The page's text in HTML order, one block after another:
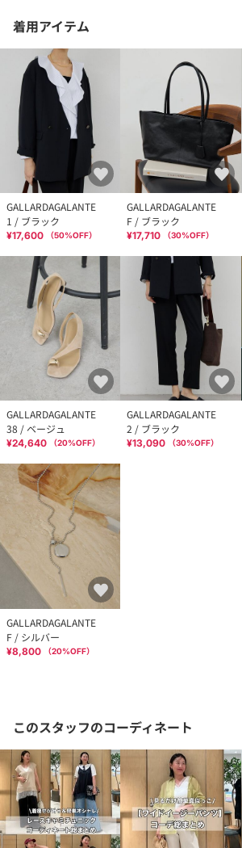
着用アイテム
GALLARDAGALANTE
1 / ブラック
¥17,600 （50%OFF）
GALLARDAGALANTE
F / ブラック
¥17,710 （30%OFF）
GALLARDAGALANTE
38 / ベージュ
¥24,640 （20%OFF）
GALLARDAGALANTE
2 / ブラック
¥13,090 （30%OFF）
GALLARDAGALANTE
F / シルバー
¥8,800 （20%OFF）
このスタッフのコーディネート